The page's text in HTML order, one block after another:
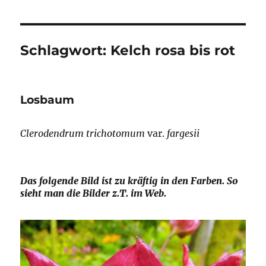
Schlagwort: Kelch rosa bis rot
Losbaum
Clerodendrum trichotomum var. fargesii
Das folgende Bild ist zu kräftig in den Farben. So
sieht man die Bilder z.T. im Web.